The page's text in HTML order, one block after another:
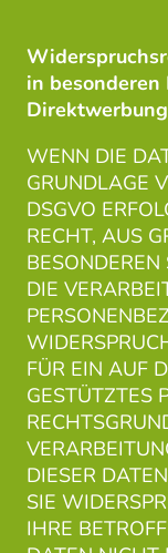
in
WENN DIE
GRUNDLAGE
DSGVO
RECHT, AUS
DIE
FÜR EIN AUF
GESTÜTZTES
DIESER
SIE
IHRE